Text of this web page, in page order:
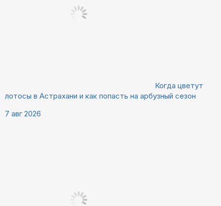
Когда цветут
лотосы в Астрахани и как попасть на арбузный сезон
7 авг 2026